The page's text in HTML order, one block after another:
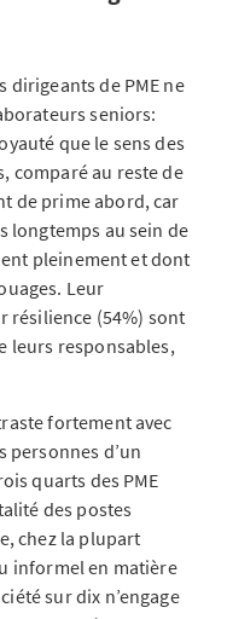
dirigeants de PME ne
seniors:
que le sens des
comparé au reste de
de prime abord, car
longtemps au sein de
pleinement et dont
Leur
résilience (54%) sont
leurs responsables,
fortement avec
personnes d’un
quarts des PME
des postes
chez la plupart
informel en matière
sur dix n’engage